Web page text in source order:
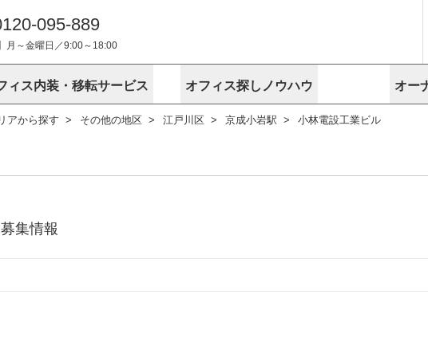
095-889
月～金曜日／9:00～18:00
神奈川
路線から探す
地図から探す
神奈川のクリニックを探す
埼玉
路線から探す
埼玉のクリニックを探す
千葉
路線から探
千葉のクリ
ィス内装・移転サービス
サービス内容
オフィス探しノウハウ
アットオフィスが選ばれる理由 安心への取
無料ダウンロード オフィス移転に関するお役立ちコンテンツ
オー
空室に
物件掲載依頼
オフィス紹介
アから探す その他の地区 江戸川区 京成小岩駅 小林電設工業ビル
集情報